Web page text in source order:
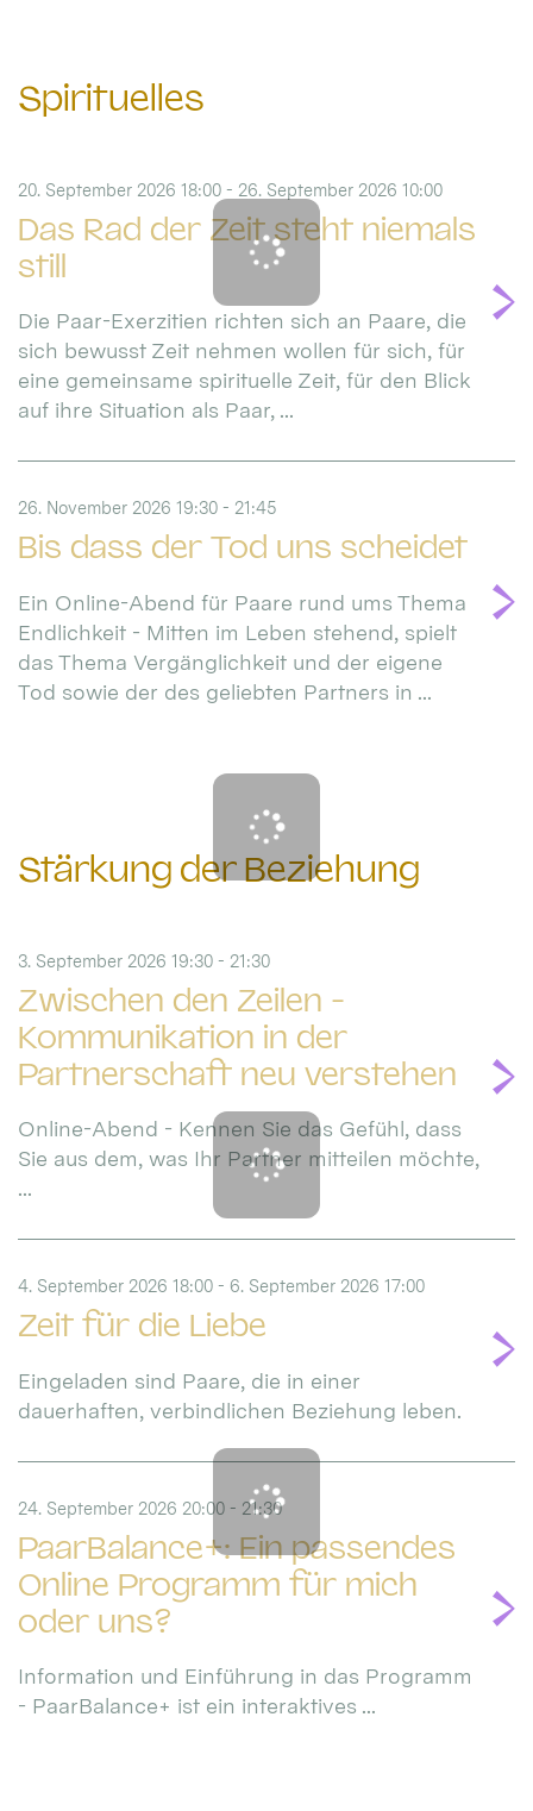
Spirituelles
Das Rad der Zeit steht niemals
still
20. September 2026 18:00 - 26. September 2026 10:00
Die Paar-Exerzitien richten sich an Paare, die
sich bewusst Zeit nehmen wollen für sich, für
eine gemeinsame spirituelle Zeit, für den Blick
auf ihre Situation als Paar, ...
Bis dass der Tod uns scheidet
26. November 2026 19:30 - 21:45
Ein Online-Abend für Paare rund ums Thema
Endlichkeit - Mitten im Leben stehend, spielt
das Thema Vergänglichkeit und der eigene
Tod sowie der des geliebten Partners in ...
Stärkung der Beziehung
Zwischen den Zeilen -
Kommunikation in der
Partnerschaft neu verstehen
3. September 2026 19:30 - 21:30
Online-Abend - Kennen Sie das Gefühl, dass
Sie aus dem, was Ihr Partner mitteilen möchte,
...
Zeit für die Liebe
4. September 2026 18:00 - 6. September 2026 17:00
Eingeladen sind Paare, die in einer
dauerhaften, verbindlichen Beziehung leben.
PaarBalance+: Ein passendes
Online Programm für mich
oder uns?
24. September 2026 20:00 - 21:30
Information und Einführung in das Programm
- PaarBalance+ ist ein interaktives ...